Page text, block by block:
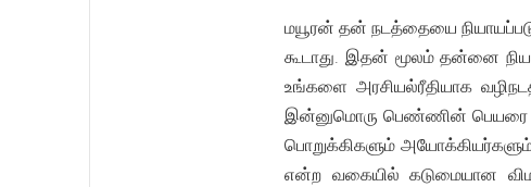
மயூரன் தன் நடத்தையை
கூடாது. இதன் மூலம் தன்னை
உங்களை அரசியல்ரீதியாக
இன்னுமொரு பெண்ணின் பெயரை
பொறுக்கிகளும்
என்ற வகையில் கடுமையான